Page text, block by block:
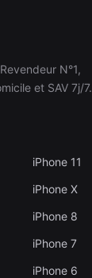
N°1,
et SAV 7j/7.
iPhone 11
iPhone X
iPhone 8
iPhone 7
iPhone 6